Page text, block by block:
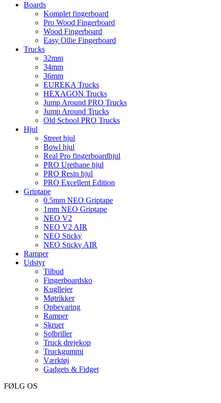
Boards
Komplet fingerboard
Pro Wood Fingerboard
Wood Fingerboard
Easy Ollie Fingerboard
Trucks
32mm
34mm
36mm
EUREKA Trucks
HEXAGON Trucks
Jump Around PRO Trucks
Jump Around Trucks
Old School PRO Trucks
Hjul
Street hjul
Bowl hjul
Real Pro fingerboardhjul
PRO Urethane hjul
PRO Resin hjul
PRO Excellent Edition
Griptape
0.5mm NEO Griptape
1mm NEO Griptape
NEO V2
NEO V2 AIR
NEO Sticky
NEO Sticky AIR
Ramper
Udstyr
Tilbud
Fingerboardsko
Kugllejer
Møtrikker
Opbevaring
Ramper
Skruer
Solbriller
Truck drejekop
Truckgummi
Værktøj
Gadgets & Fidget
FØLG OS